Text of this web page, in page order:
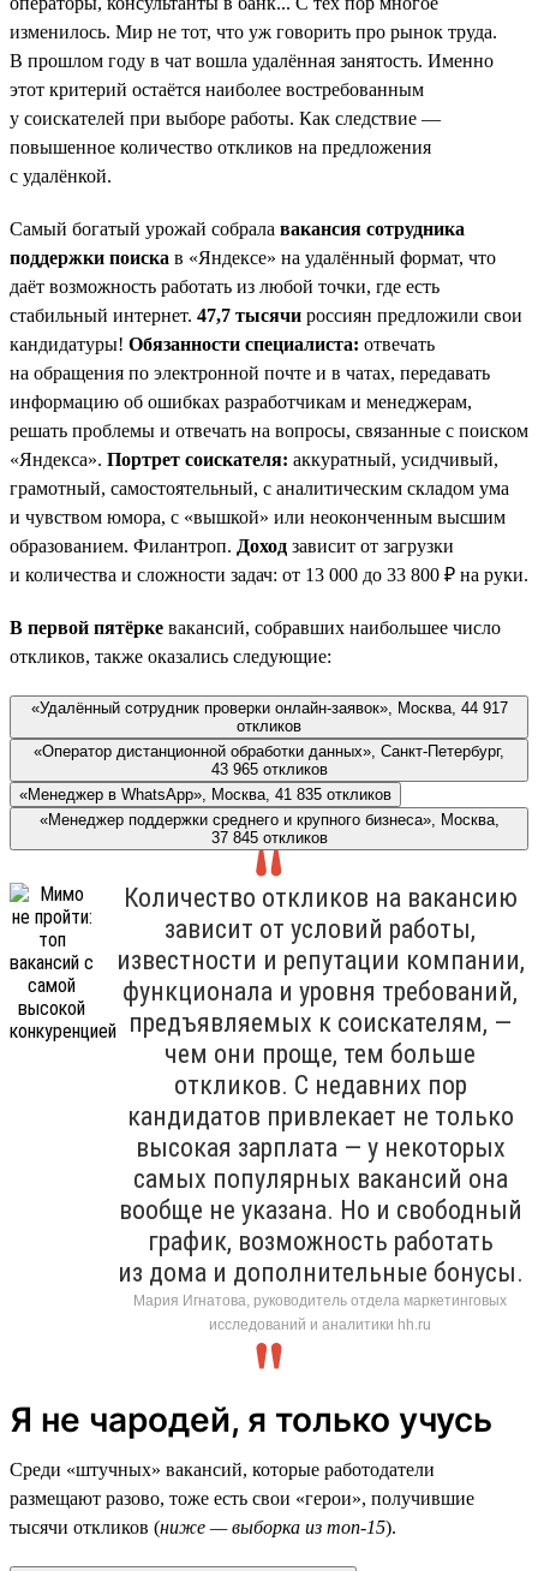
изменилось. Мир не тот, что уж говорить про рынок труда.
В прошлом году в чат вошла удалённая занятость. Именно
этот критерий остаётся наиболее востребованным
у соискателей при выборе работы. Как следствие —
повышенное количество откликов на предложения
с удалёнкой.
Самый богатый урожай собрала вакансия сотрудника
поддержки поиска в «Яндексе» на удалённый формат, что
даёт возможность работать из любой точки, где есть
стабильный интернет. 47,7 тысячи россиян предложили свои
кандидатуры! Обязанности специалиста: отвечать
на обращения по электронной почте и в чатах, передавать
информацию об ошибках разработчикам и менеджерам,
решать проблемы и отвечать на вопросы, связанные с поиском
«Яндекса». Портрет соискателя: аккуратный, усидчивый,
грамотный, самостоятельный, с аналитическим складом ума
и чувством юмора, с «вышкой» или неоконченным высшим
образованием. Филантроп. Доход зависит от загрузки
и количества и сложности задач: от 13 000 до 33 800 ₽ на руки.
В первой пятёрке вакансий, собравших наибольшее число
откликов, также оказались следующие:
«Удалённый сотрудник проверки онлайн-заявок», Москва, 44 917
откликов
«Оператор дистанционной обработки данных», Санкт-Петербург,
43 965 откликов
«Менеджер в WhatsApp», Москва, 41 835 откликов
«Менеджер поддержки среднего и крупного бизнеса», Москва,
37 845 откликов
Количество откликов на вакансию
зависит от условий работы,
известности и репутации компании,
функционала и уровня требований,
предъявляемых к соискателям, —
чем они проще, тем больше
откликов. С недавних пор
кандидатов привлекает не только
высокая зарплата — у некоторых
самых популярных вакансий она
вообще не указана. Но и свободный
график, возможность работать
из дома и дополнительные бонусы.
Мария Игнатова, руководитель отдела маркетинговых
исследований и аналитики hh.ru
Я не чародей, я только учусь
Среди «штучных» вакансий, которые работодатели
размещают разово, тоже есть свои «герои», получившие
тысячи откликов (ниже — выборка из топ-15).